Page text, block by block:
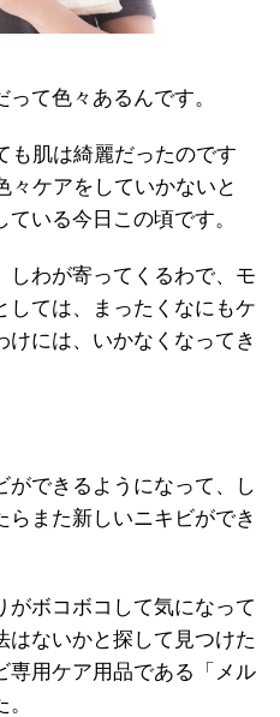
て色々あるんです。
も肌は綺麗だったのです
々ケアをしていかないと
いる今日この頃です。
しわが寄ってくるわで、モ
しては、まったくなにもケ
けには、いかなくなってき
ができるようになって、し
らまた新しいニキビができ
がボコボコして気になって
はないかと探して見つけた
専用ケア用品である「メル